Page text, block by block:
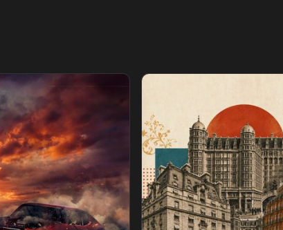
سباق خارج القانون.. نهاية اللعبة